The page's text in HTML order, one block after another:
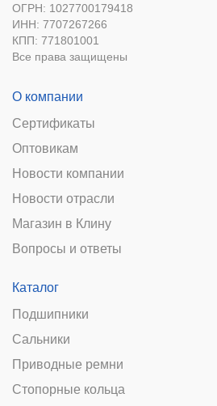
ОГРН: 1027700179418
ИНН: 7707267266
КПП: 771801001
Все права защищены
О компании
Сертификаты
Оптовикам
Новости компании
Новости отрасли
Магазин в Клину
Вопросы и ответы
Каталог
Подшипники
Сальники
Приводные ремни
Стопорные кольца